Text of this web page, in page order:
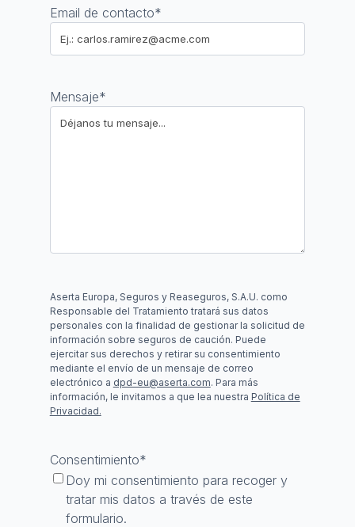
Email de contacto*
Mensaje*
Aserta Europa, Seguros y Reaseguros, S.A.U. como
Responsable del Tratamiento tratará sus datos
personales con la finalidad de gestionar la solicitud de
información sobre seguros de caución. Puede
ejercitar sus derechos y retirar su consentimiento
mediante el envío de un mensaje de correo
electrónico a dpd-eu@aserta.com. Para más
información, le invitamos a que lea nuestra Política de
Privacidad.
Consentimiento*
Doy mi consentimiento para recoger y
tratar mis datos a través de este
formulario.